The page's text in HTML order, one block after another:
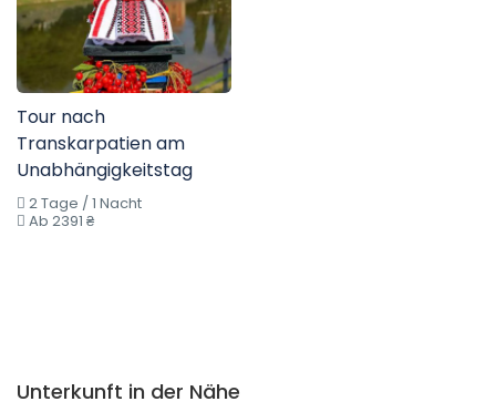
Tour nach
Transkarpatien am
Unabhängigkeitstag
2 Tage / 1 Nacht
Ab 2391 ₴
Unterkunft in der Nähe